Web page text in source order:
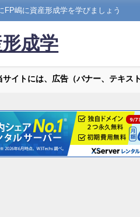
FP嶋に資産形成学を学びましょう
成学
サイトには、広告（バナー、テキス